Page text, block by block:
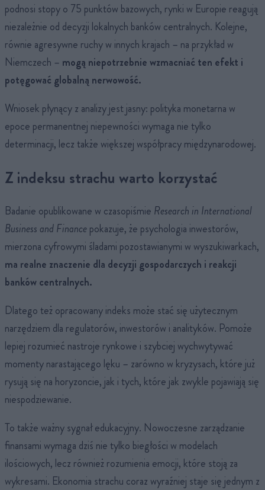
podnosi stopy o 75 punktów bazowych, rynki w Europie reagują
niezależnie od decyzji lokalnych banków centralnych. Kolejne,
równie agresywne ruchy w innych krajach – na przykład w
Niemczech – mogą niepotrzebnie wzmacniać ten efekt i
potęgować globalną nerwowość.
Wniosek płynący z analizy jest jasny: polityka monetarna w
epoce permanentnej niepewności wymaga nie tylko
determinacji, lecz także większej współpracy międzynarodowej.
Z indeksu strachu warto korzystać
Badanie opublikowane w czasopiśmie Research in International
Business and Financepokazuje, że psychologia inwestorów,
mierzona cyfrowymi śladami pozostawianymi w wyszukiwarkach,
ma realne znaczenie dla decyzji gospodarczych i reakcji
banków centralnych.
Dlatego też opracowany indeks może stać się użytecznym
narzędziem dla regulatorów, inwestorów i analityków. Pomoże
lepiej rozumieć nastroje rynkowe i szybciej wychwytywać
momenty narastającego lęku – zarówno w kryzysach, które już
rysują się na horyzoncie, jak i tych, które jak zwykle pojawiają się
niespodziewanie.
To także ważny sygnał edukacyjny. Nowoczesne zarządzanie
finansami wymaga dziś nie tylko biegłości w modelach
ilościowych, lecz również rozumienia emocji, które stoją za
wykresami. Ekonomia strachu coraz wyraźniej staje się jednym z